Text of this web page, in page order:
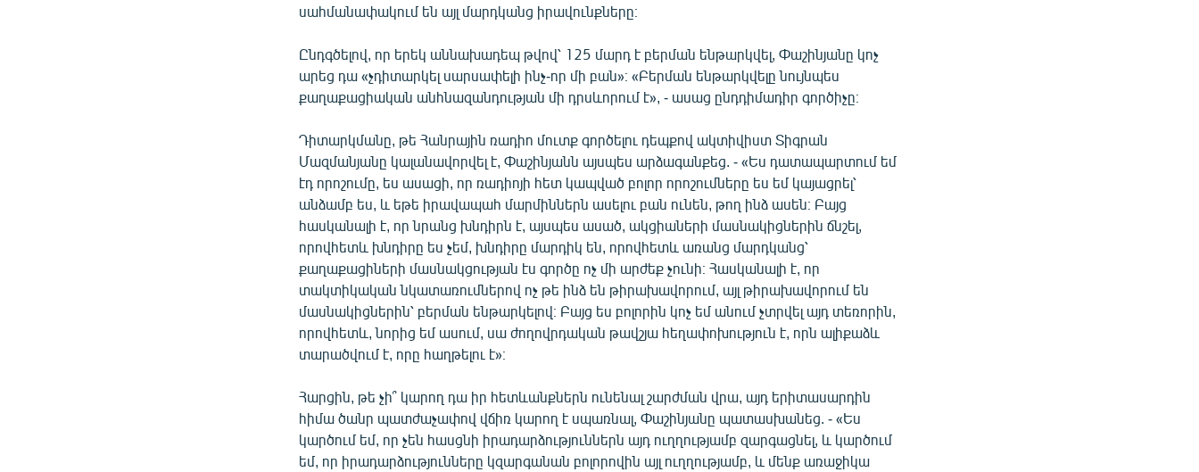
սահմանափակում են այլ մարդկանց իրավունքները։
Ընդգծելով, որ երեկ աննախադեպ թվով՝ 125 մարդ է բերման ենթարկվել, Փաշինյանը կոչ
արեց դա «չդիտարկել սարսափելի ինչ-որ մի բան»։ «Բերման ենթարկվելը նույնպես
քաղաքացիական անհնազանդության մի դրսևորում է», - ասաց ընդդիմադիր գործիչը։
Դիտարկմանը, թե Հանրային ռադիո մուտք գործելու դեպքով ակտիվիստ Տիգրան
Մազմանյանը կալանավորվել է, Փաշինյանն այսպես արձագանքեց. - «Ես դատապարտում եմ
էդ որոշումը, ես ասացի, որ ռադիոյի հետ կապված բոլոր որոշումները ես եմ կայացրել՝
անձամբ ես, և եթե իրավապահ մարմիններն ասելու բան ունեն, թող ինձ ասեն։ Բայց
հասկանալի է, որ նրանց խնդիրն է, այսպես ասած, ակցիաների մասնակիցներին ճնշել,
որովհետև խնդիրը ես չեմ, խնդիրը մարդիկ են, որովհետև առանց մարդկանց՝
քաղաքացիների մասնակցության էս գործը ոչ մի արժեք չունի։ Հասկանալի է, որ
տակտիկական նկատառումներով ոչ թե ինձ են թիրախավորում, այլ թիրախավորում են
մասնակիցներին՝ բերման ենթարկելով։ Բայց ես բոլորին կոչ եմ անում չտրվել այդ տեռորին,
որովհետև, նորից եմ ասում, սա ժողովրդական թավշյա հեղափոխություն է, որն ալիքաձև
տարածվում է, որը հաղթելու է»։
Հարցին, թե չի՞ կարող դա իր հետևանքներն ունենալ շարժման վրա, այդ երիտասարդին
հիմա ծանր պատժաչափով վճիռ կարող է սպառնալ, Փաշինյանը պատասխանեց. - «Ես
կարծում եմ, որ չեն հասցնի իրադարձություններն այդ ուղղությամբ զարգացնել, և կարծում
եմ, որ իրադարձությունները կզարգանան բոլորովին այլ ուղղությամբ, և մենք առաջիկա